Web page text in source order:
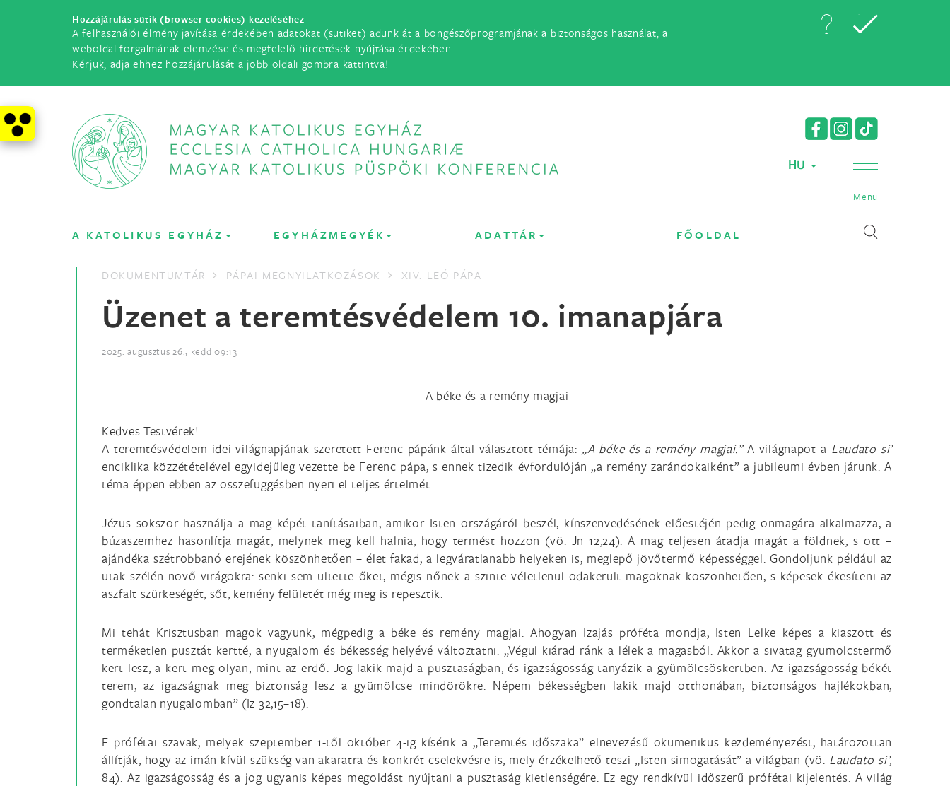
Hozzájárulás sütik (browser cookies) kezeléséhez
A felhasználói élmény javítása érdekében adatokat (sütiket) adunk át a böngészőprogramjának a biztonságos használat, a
weboldal forgalmának elemzése és megfelelő hirdetések nyújtása érdekében.
Kérjük, adja ehhez hozzájárulását a jobb oldali gombra kattintva!
HU
Menü
A KATOLIKUS EGYHÁZ EGYHÁZMEGYÉK ADATTÁR FŐOLDAL
DOKUMENTUMTÁR PÁPAI MEGNYILATKOZÁSOK XIV. LEÓ PÁPA
Üzenet a teremtésvédelem 10. imanapjára
2025. augusztus 26., kedd 09:13
A béke és a remény magjai
Kedves Testvérek!
A teremtésvédelem idei világnapjának szeretett Ferenc pápánk által választott témája: „A béke és a remény magjai.”A világnapot a Laudato si’
enciklika közzétételével egyidejűleg vezette be Ferenc pápa, s ennek tizedik évfordulóján „a remény zarándokaiként” a jubileumi évben járunk. A
téma éppen ebben az összefüggésben nyeri el teljes értelmét.
Jézus sokszor használja a mag képét tanításaiban, amikor Isten országáról beszél, kínszenvedésének előestéjén pedig önmagára alkalmazza, a
búzaszemhez hasonlítja magát, melynek meg kell halnia, hogy termést hozzon (vö. Jn 12,24). A mag teljesen átadja magát a földnek, s ott –
ajándéka szétrobbanó erejének köszönhetően – élet fakad, a legváratlanabb helyeken is, meglepő jövőtermő képességgel. Gondoljunk például az
utak szélén növő virágokra: senki sem ültette őket, mégis nőnek a szinte véletlenül odakerült magoknak köszönhetően, s képesek ékesíteni az
aszfalt szürkeségét, sőt, kemény felületét még meg is repesztik.
Mi tehát Krisztusban magok vagyunk, mégpedig a béke és remény magjai. Ahogyan Izajás próféta mondja, Isten Lelke képes a kiaszott és
terméketlen pusztát kertté, a nyugalom és békesség helyévé változtatni: „Végül kiárad ránk a lélek a magasból. Akkor a sivatag gyümölcstermő
kert lesz, a kert meg olyan, mint az erdő. Jog lakik majd a pusztaságban, és igazságosság tanyázik a gyümölcsöskertben. Az igazságosság békét
terem, az igazságnak meg biztonság lesz a gyümölcse mindörökre. Népem békességben lakik majd otthonában, biztonságos hajlékokban,
gondtalan nyugalomban” (Iz 32,15–18).
E prófétai szavak, melyek szeptember 1-től október 4-ig kísérik a „Teremtés időszaka” elnevezésű ökumenikus kezdeményezést, határozottan
állítják, hogy az imán kívül szükség van akaratra és konkrét cselekvésre is, mely érzékelhető teszi „Isten simogatását” a világban (vö. Laudato si’,
84). Az igazságosság és a jog ugyanis képes megoldást nyújtani a pusztaság kietlenségére. Ez egy rendkívül időszerű prófétai kijelentés. A világ